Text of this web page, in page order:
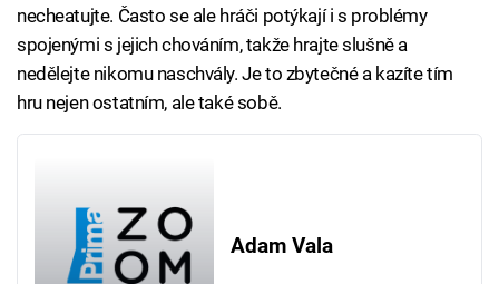
necheatujte. Často se ale hráči potýkají i s problémy
spojenými s jejich chováním, takže hrajte slušně a
nedělejte nikomu naschvály. Je to zbytečné a kazíte tím
hru nejen ostatním, ale také sobě.
Adam Vala